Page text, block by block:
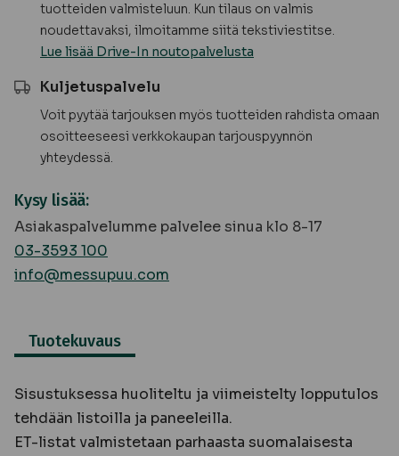
tuotteiden valmisteluun. Kun tilaus on valmis
noudettavaksi, ilmoitamme siitä tekstiviestitse.
Lue lisää Drive-In noutopalvelusta
Kuljetuspalvelu
Voit pyytää tarjouksen myös tuotteiden rahdista omaan
osoitteeseesi verkkokaupan tarjouspyynnön
yhteydessä.
Kysy lisää:
Asiakaspalvelumme palvelee sinua klo 8-17
03-3593 100
info@messupuu.com
Tuotekuvaus
Sisustuksessa huoliteltu ja viimeistelty lopputulos
tehdään listoilla ja paneeleilla.
ET-listat valmistetaan parhaasta suomalaisesta